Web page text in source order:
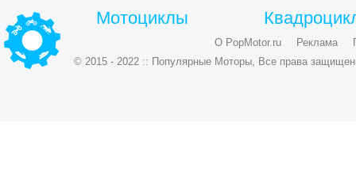
Мотоциклы
О PopMotor.ru Реклама
© 2015 - 2022 :: Популярные Моторы, Все права